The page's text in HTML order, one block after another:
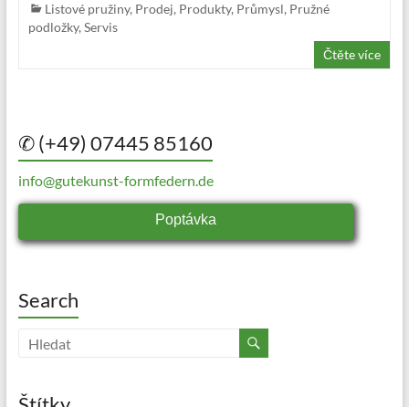
Listové pružiny, Prodej, Produkty, Průmysl, Pružné
podložky, Servis
Čtěte více
✆ (+49) 07445 85160
info@gutekunst-formfedern.de
Poptávka
Search